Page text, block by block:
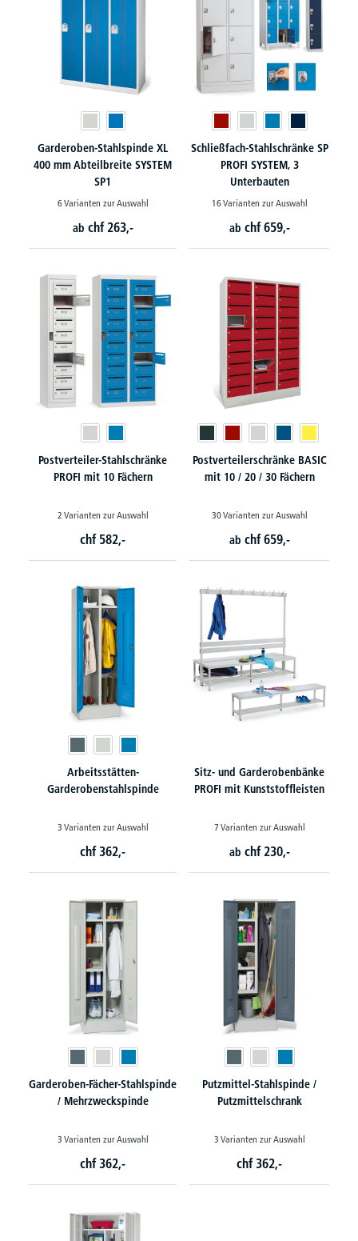
Garderoben-Stahlspinde XL
400 mm Abteilbreite SYSTEM
SP1
6 Varianten zur Auswahl
ab chf 263,-
Schließfach-Stahlschränke SP
PROFI SYSTEM, 3
Unterbauten
16 Varianten zur Auswahl
ab chf 659,-
Postverteiler-Stahlschränke
PROFI mit 10 Fächern
2 Varianten zur Auswahl
chf 582,-
Postverteilerschränke BASIC
mit 10 / 20 / 30 Fächern
30 Varianten zur Auswahl
ab chf 659,-
Arbeitsstätten-
Garderobenstahlspinde
3 Varianten zur Auswahl
chf 362,-
Sitz- und Garderobenbänke
PROFI mit Kunststoffleisten
7 Varianten zur Auswahl
ab chf 230,-
Garderoben-Fächer-Stahlspinde
/ Mehrzweckspinde
3 Varianten zur Auswahl
chf 362,-
Putzmittel-Stahlspinde /
Putzmittelschrank
3 Varianten zur Auswahl
chf 362,-